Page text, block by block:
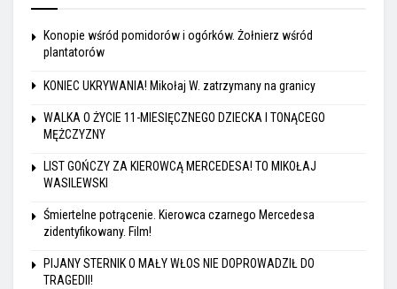
Konopie wśród pomidorów i ogórków. Żołnierz wśród
plantatorów
KONIEC UKRYWANIA! Mikołaj W. zatrzymany na granicy
WALKA O ŻYCIE 11-MIESIĘCZNEGO DZIECKA I TONĄCEGO
MĘŻCZYZNY
LIST GOŃCZY ZA KIEROWCĄ MERCEDESA! TO MIKOŁAJ
WASILEWSKI
Śmiertelne potrącenie. Kierowca czarnego Mercedesa
zidentyfikowany. Film!
PIJANY STERNIK O MAŁY WŁOS NIE DOPROWADZIŁ DO
TRAGEDII!